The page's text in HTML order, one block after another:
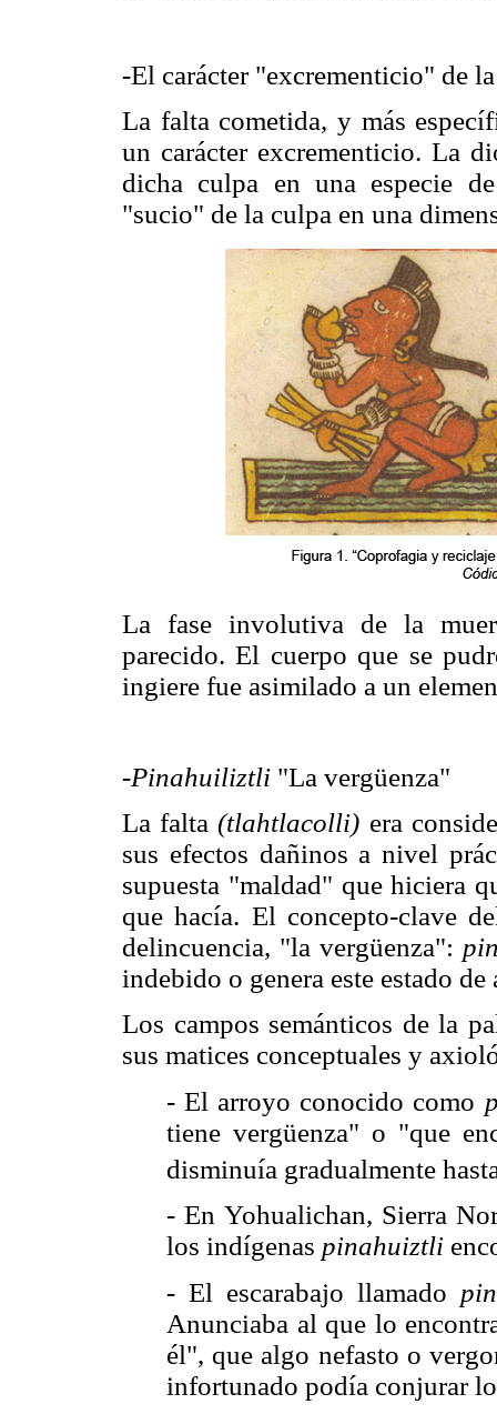
-El carácter "excrementicio" de
La falta cometida, y más
un carácter excrementicio. La
dicha culpa en una especie
"sucio" de la culpa en una
La fase involutiva de la
parecido. El cuerpo que se
ingiere fue asimilado a un
-Pinahuiliztli "La vergüenza"
La falta(tlahtlacolli) era
sus efectos dañinos a nivel
supuesta "maldad" que hiciera
que hacía. El concepto-clave
delincuencia, "la vergüenza":
indebido o genera este estado
Los campos semánticos de la
sus matices conceptuales y
- El arroyo conocido como
tiene vergüenza" o "que
disminuía gradualmente
- En Yohualichan, Sierra
los indígenas pinahuiztli
- El escarabajo llamado
Anunciaba al que lo
él", que algo nefasto o
infortunado podía conjurar